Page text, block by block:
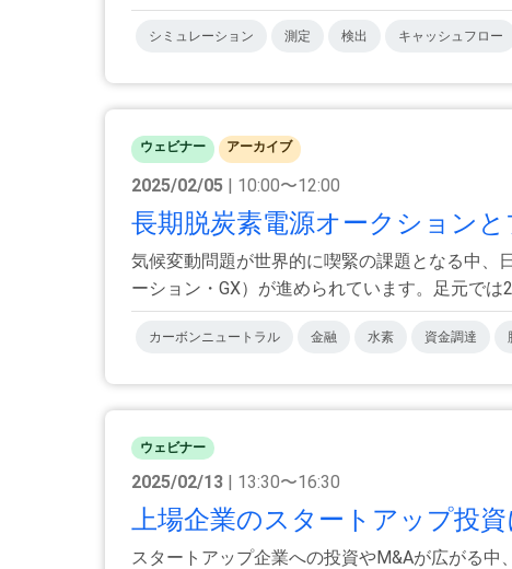
シミュレーション 測定 検出 キャッシュフロー
ウェビナー アーカイブ
2025/02/05 | 10:00〜12:00
長期脱炭素電源オークション
気候変動問題が世界的に喫緊の課題となる中、
ーション・GX）が進められています。足元では
カーボンニュートラル 金融 水素 資金調達
ウェビナー
2025/02/13 | 13:30〜16:30
上場企業のスタートアップ投
スタートアップ企業への投資やM&Aが広がる